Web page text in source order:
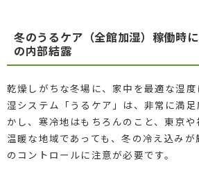
冬のうるケア（全館加湿）稼働時
の内部結露
乾燥しがちな冬場に、家中を最適な湿
湿システム「うるケア」は、非常に満
かし、寒冷地はもちろんのこと、東京
温暖な地域であっても、冬の冷え込み
のコントロールに注意が必要です。